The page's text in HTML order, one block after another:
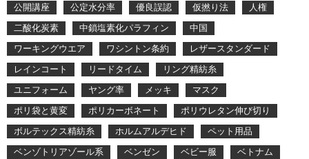
公開講座
公定水分率 優良誤認 仮撚り法
人権
二酸化炭素
中鎖塩素化パラフィン
中国
ワーキングウエア
ワシントン条約
レザースタンダード
レインコート
リードタイム
リング精紡糸
ユニフォーム
ヤング率 メッキ
マスク
ポリ袋と黄変
ポリカーボネート
ポリウレタン伸び切り
ボルテックス精紡糸
ホルムアルデヒド
ペット用品
ベンゾトリアゾール系
ベンゼン ベビー服
ベトナム